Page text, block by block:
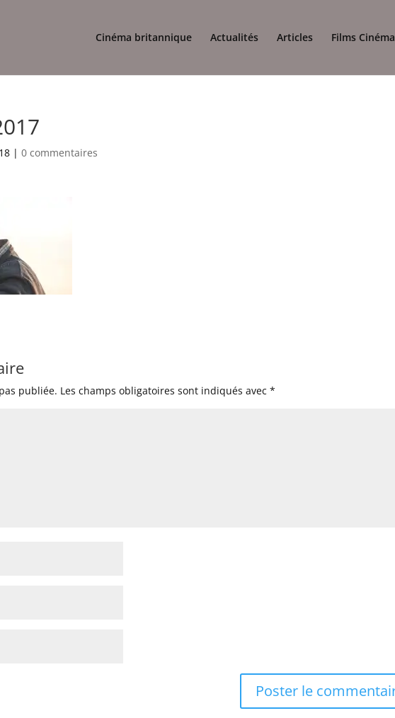
Cinéma britannique Actualités Articles Films Cinéma
|0 commentaires
publiée. Les champs obligatoires sont indiqués avec*